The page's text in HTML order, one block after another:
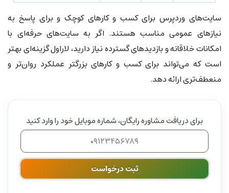
سایت‌های وردپرس برای کسب و کارهای کوچک و برای پاسخ به
نیازهای عمومی مناسب هستند. اگر به سایت‌های حرفه‌ای با
امکانات خلاقانه و بازدیدهای گسترده نیاز دارید، لاراول گزینه‌ای بهتر
است که می‌تواند برای کسب و کارهای بزرگتر عملکرد روان‌تر و
منعطف‌تری ارائه دهد.
برای دریافت مشاوره رایگان، شماره موبایل خود را وارد کنید
ثبت درخواست